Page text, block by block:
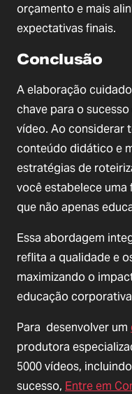
orçamento e mais
expectativas finais.
Conclusão
A elaboração
chave para o
vídeo. Ao considerar
conteúdo didático e
estratégias de
você estabelece
que não apenas
Essa abordagem
reflita a qualidade e
maximizando o
educação
Para desenvolver um
produtora
5000 vídeos,
sucesso, Entre em